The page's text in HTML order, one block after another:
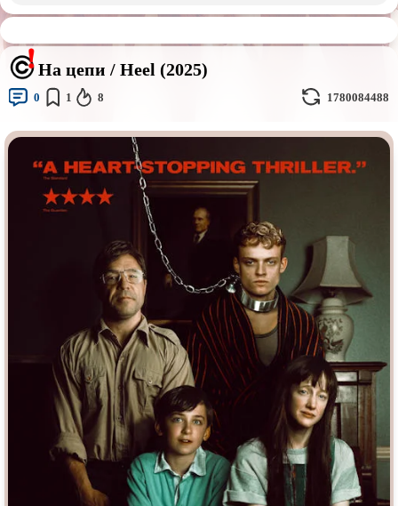
Sci-Fi (Научнаяфантастика) Trash (трэш) movies
Авангард иСюрреализм Ангелы и Демоны
Аниме
Врачи
Индийское кино Киберпанк
Коллекция Комикс
Маги и Волшебники
Основанное на
событиях
Параллельные миры
ПереводГоблина
Кубик в Кубе ПереводКураж-Бамбей
Подростковая жестокость
Постапокалипсис Призраки
Про акул Про апокалипсис
Про богов Про богатых
Про вампиров Про ведьм
Про викингов Про выживание
На цепи / Heel (2025)
0 1 8 1780084488